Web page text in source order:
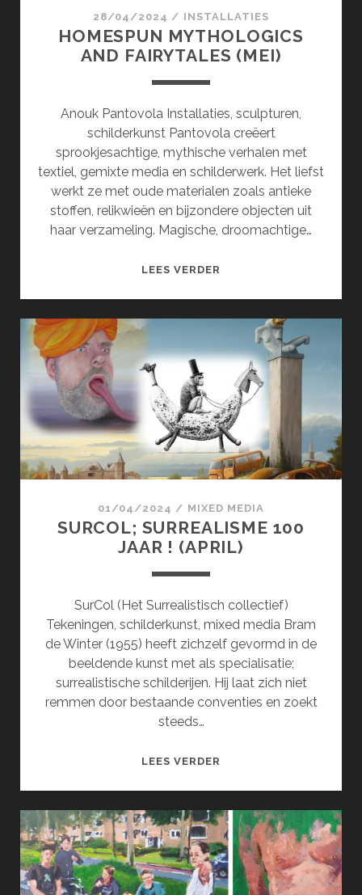
28/04/2024 / INSTALLATIES
HOMESPUN MYTHOLOGICS
AND FAIRYTALES (MEI)
Anouk Pantovola Installaties, sculpturen,
schilderkunst Pantovola creëert
sprookjesachtige, mythische verhalen met
textiel, gemixte media en schilderwerk. Het liefst
werkt ze met oude materialen zoals antieke
stoffen, relikwieën en bijzondere objecten uit
haar verzameling. Magische, droomachtige…
LEES VERDER
FAIRYTALES
01/04/2024 / MIXED MEDIA
SURCOL; SURREALISME 100
JAAR ! (APRIL)
SurCol (Het Surrealistisch collectief)
Tekeningen, schilderkunst, mixed media Bram
de Winter (1955) heeft zichzelf gevormd in de
beeldende kunst met als specialisatie;
surrealistische schilderijen. Hij laat zich niet
remmen door bestaande conventies en zoekt
steeds…
LEES VERDER
JAAR
!
(APRIL)